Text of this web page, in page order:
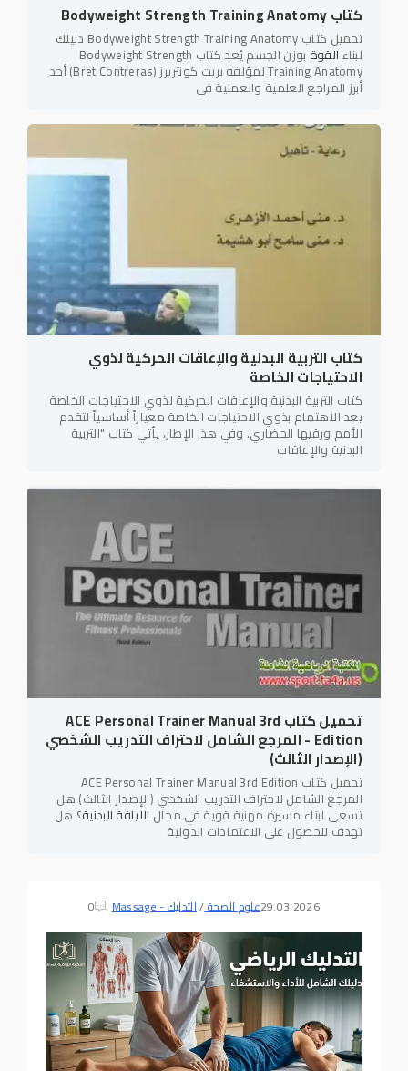
كتاب Bodyweight Strength Training Anatomy
تحميل كتاب Bodyweight Strength Training Anatomy دليلك
لبناء القوة بوزن الجسم يُعد كتاب Bodyweight Strength
Training Anatomy لمؤلفه بريت كونتريرز (Bret Contreras) أحد
أبرز المراجع العلمية والعملية في
كتاب التربية البدنية والإعاقات الحركية لذوي
الاحتياجات الخاصة
كتاب التربية البدنية والإعاقات الحركية لذوي الاحتياجات الخاصة
يعد الاهتمام بذوي الاحتياجات الخاصة معياراً أساسياً لتقدم
الأمم ورقيها الحضاري. وفي هذا الإطار، يأتي كتاب "التربية
البدنية والإعاقات
تحميل كتاب ACE Personal Trainer Manual 3rd
Edition - المرجع الشامل لاحتراف التدريب الشخصي
(الإصدار الثالث)
تحميل كتاب ACE Personal Trainer Manual 3rd Edition
المرجع الشامل لاحتراف التدريب الشخصي (الإصدار الثالث) هل
تسعى لبناء مسيرة مهنية قوية في مجال اللياقة البدنية؟ هل
تهدف للحصول على الاعتمادات الدولية
29.03.2026علوم الصحة/التدليك - Massage 0